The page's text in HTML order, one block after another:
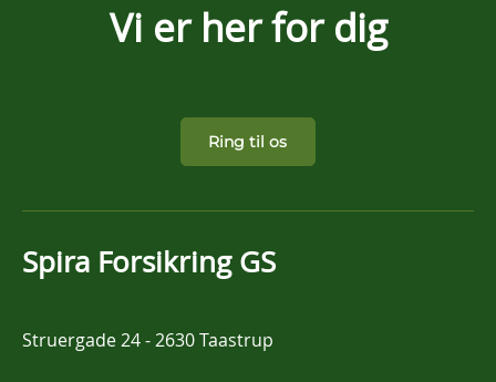
Vi er her for dig
Ring til os
Spira Forsikring GS
Struergade 24-2630 Taastrup